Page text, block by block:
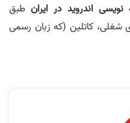
نویسی اندروید در ایران طبق
کاتلین (که زبان رسمی